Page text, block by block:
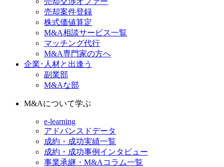
売却案件登録
株式価値算定
M&A相談サービス一覧
マッチング代行
M&A専門家の方へ
企業･人材と出逢う
副業部
M&Aな部
M&Aについて学ぶ
e-learning
アドバンスドデータ
成約・成功実績一覧
成約・成功事例インタビュー
事業承継・M&Aコラム一覧